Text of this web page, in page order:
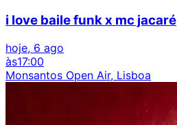
i love baile funk x mc jacaré
hoje, 6 ago
às17:00
Monsantos Open Air, Lisboa